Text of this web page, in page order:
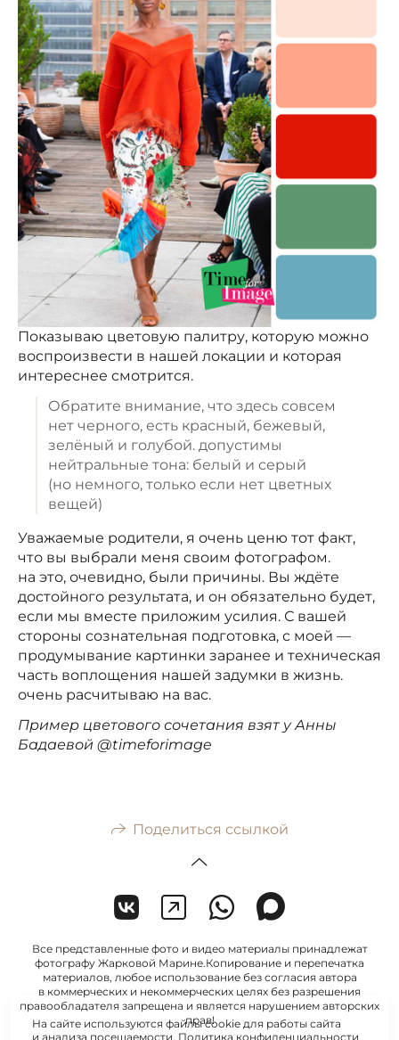
Показываю цветовую палитру, которую можно
воспроизвести в нашей локации и которая
интереснее смотрится.
Обратите внимание, что здесь совсем
нет черного, есть красный, бежевый,
зелёный и голубой. допустимы
нейтральные тона: белый и серый
(но немного, только если нет цветных
вещей)
Уважаемые родители, я очень ценю тот факт,
что вы выбрали меня своим фотографом.
на это, очевидно, были причины. Вы ждёте
достойного результата, и он обязательно будет,
если мы вместе приложим усилия. С вашей
стороны сознательная подготовка, с моей —
продумывание картинки заранее и техническая
часть воплощения нашей задумки в жизнь.
очень расчитываю на вас.
Пример цветового сочетания взят у Анны
Бадаевой @timeforimage
Поделиться ссылкой
Все представленные фото и видео материалы принадлежат
фотографу Жарковой Марине.Копирование и перепечатка
материалов, любое использование без согласия автора
в коммерческих и некоммерческих целях без разрешения
правообладателя запрещена и является нарушением авторских
прав!
На сайте используются файлы cookie для работы сайта
и анализа посещаемости. Политика конфиденциальности